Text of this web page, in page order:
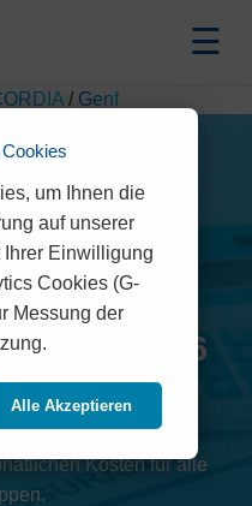
☰
/ Genf
2026
Kosten für alle
um Ihnen die
auf unserer
Ihrer Einwilligung
Cookies (G-
Messung der
Alle Akzeptieren